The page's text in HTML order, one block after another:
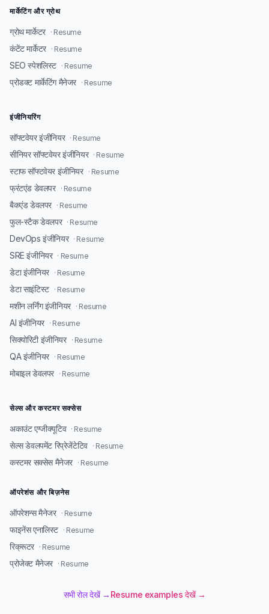
मार्केटिंग और ग्रोथ
ग्रोथ मार्केटर · Resume
कंटेंट मार्केटर · Resume
SEO स्पेशलिस्ट · Resume
प्रोडक्ट मार्केटिंग मैनेजर · Resume
इंजीनियरिंग
सॉफ्टवेयर इंजीनियर · Resume
सीनियर सॉफ्टवेयर इंजीनियर · Resume
स्टाफ सॉफ्टवेयर इंजीनियर · Resume
फ्रंटएंड डेवलपर · Resume
बैकएंड डेवलपर · Resume
फुल-स्टैक डेवलपर · Resume
DevOps इंजीनियर · Resume
SRE इंजीनियर · Resume
डेटा इंजीनियर · Resume
डेटा साइंटिस्ट · Resume
मशीन लर्निंग इंजीनियर · Resume
AI इंजीनियर · Resume
सिक्योरिटी इंजीनियर · Resume
QA इंजीनियर · Resume
मोबाइल डेवलपर · Resume
सेल्स और कस्टमर सक्सेस
अकाउंट एग्जीक्यूटिव · Resume
सेल्स डेवलपमेंट रिप्रेजेंटेटिव · Resume
कस्टमर सक्सेस मैनेजर · Resume
ऑपरेशंस और बिज़नेस
ऑपरेशन्स मैनेजर · Resume
फाइनेंस एनालिस्ट · Resume
रिक्रूटर · Resume
प्रोजेक्ट मैनेजर · Resume
सभी रोल देखें → Resume examples देखें →